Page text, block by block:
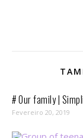
# Our family |
Fevereiro 20, 2019